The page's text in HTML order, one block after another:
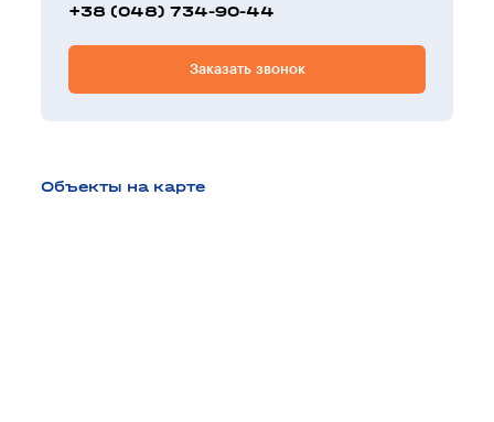
Объекты на карте
+38 (048) 734-90-44
Заказать звонок